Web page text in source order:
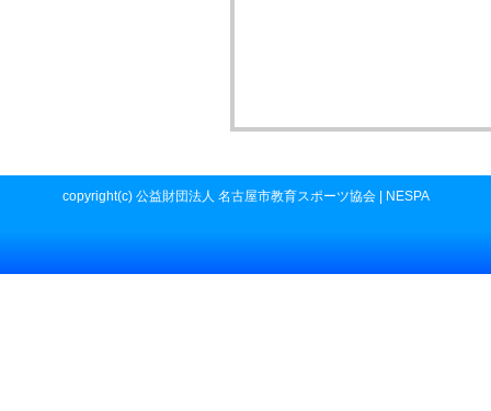
copyright(c) 公益財団法人 名古屋市教育スポーツ協会 | NESPA